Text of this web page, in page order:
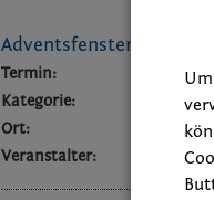
Adventsfenster der
Termin:
Kategorie:
Vereine
Ort:
Veranstalter: